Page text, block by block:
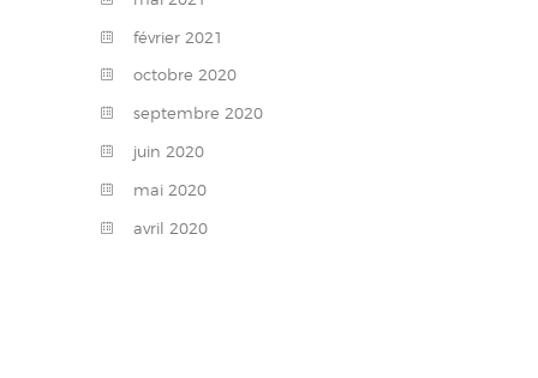
février 2021
octobre 2020
septembre 2020
juin 2020
mai 2020
avril 2020